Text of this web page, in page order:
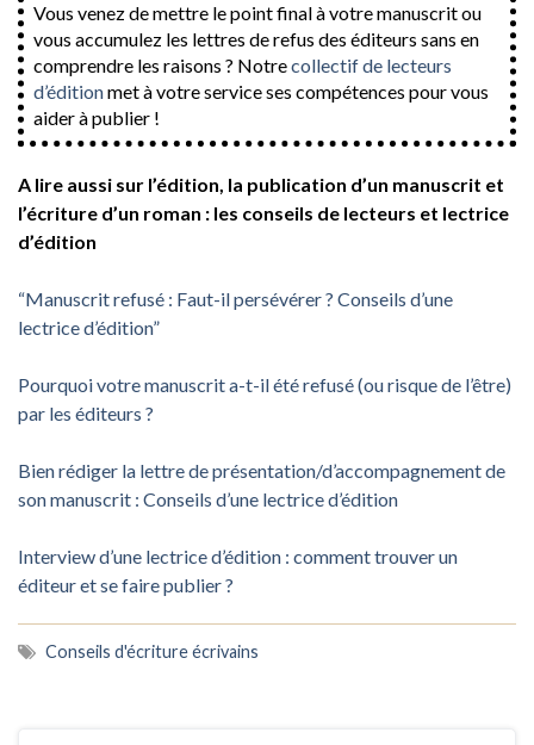
Vous venez de mettre le point final à votre manuscrit ou
vous accumulez les lettres de refus des éditeurs sans en
comprendre les raisons ? Notrecollectif de lecteurs
d’éditionmet à votre service ses compétences pour vous
aider à publier !
A lire aussi sur l’édition, la publication d’un manuscrit et
l’écriture d’un roman : les conseils de lecteurs et lectrice
d’édition
“Manuscrit refusé : Faut-il persévérer ? Conseils d’une
lectrice d’édition”
Pourquoi votre manuscrit a-t-il été refusé (ou risque de l’être)
par les éditeurs ?
Bien rédiger la lettre de présentation/d’accompagnement de
son manuscrit : Conseils d’une lectrice d’édition
Interview d’une lectrice d’édition : comment trouver un
éditeur et se faire publier ?
Conseils d'écriture écrivains